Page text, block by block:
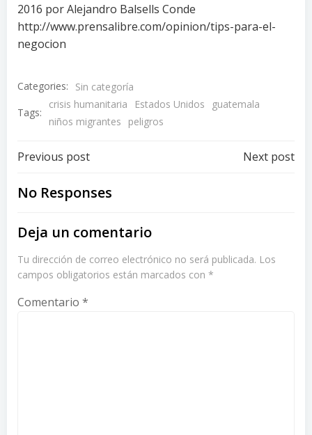
2016 por Alejandro Balsells Conde
http://www.prensalibre.com/opinion/tips-para-el-
negocion
Categories:
Sin categoría
Tags:
crisis humanitaria Estados Unidos
guatemala
niños migrantes
peligros
Post
navigation
Previous post Next post
No Responses
Deja un comentario
Tu dirección de correo electrónico no será publicada. Los
campos obligatorios están marcados con *
Comentario *